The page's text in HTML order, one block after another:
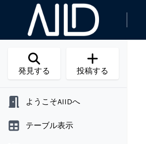
発見する 投稿する
ようこそAIIDへ
テーブル表示